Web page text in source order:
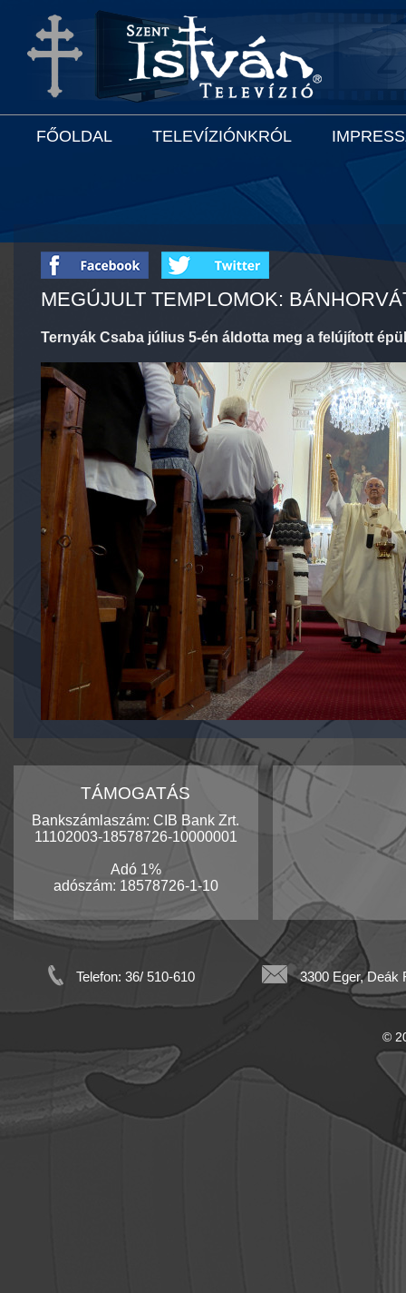
FŐOLDAL TELEVÍZIÓNKRÓL
MEGÚJULT TEMPLOMOK:
Ternyák Csaba július 5-én áldotta meg a felújított
TÁMOGATÁS
Bankszámlaszám: CIB Bank Zrt.
11102003-18578726-10000001
Adó 1%
adószám: 18578726-1-10
Telefon: 36/ 510-610 3300 Eger, Deák
©